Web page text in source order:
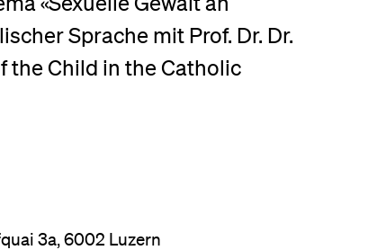
Sprache mit Prof. Dr. Dr.
the Child in the Catholic
3a, 6002 Luzern